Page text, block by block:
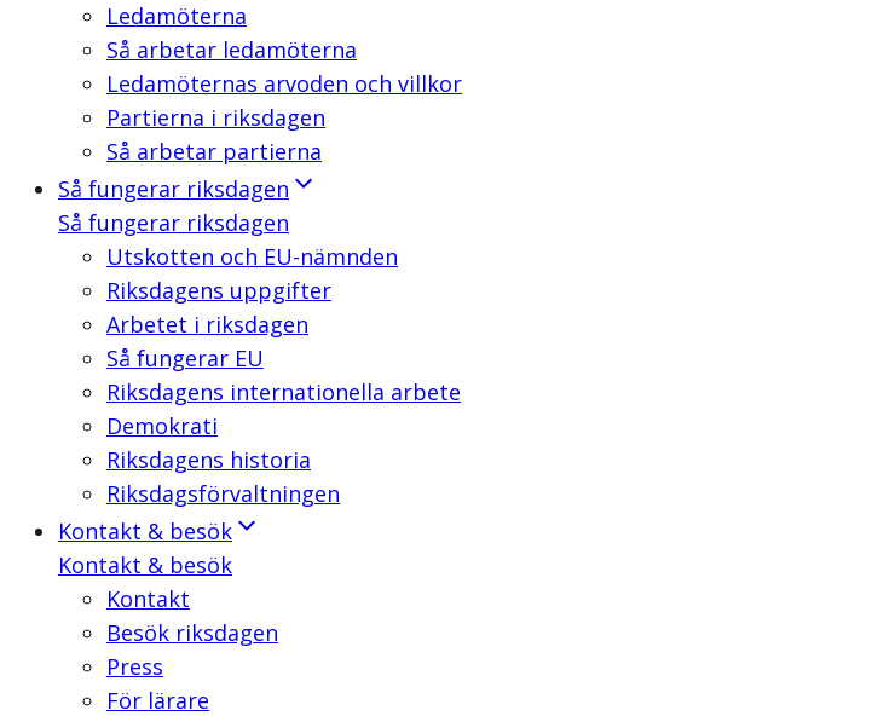
Ledamöterna
Så arbetar ledamöterna
Ledamöternas arvoden och villkor
Partierna i riksdagen
Så arbetar partierna
Så fungerar riksdagen
Så fungerar riksdagen
Utskotten och EU-nämnden
Riksdagens uppgifter
Arbetet i riksdagen
Så fungerar EU
Riksdagens internationella arbete
Demokrati
Riksdagens historia
Riksdagsförvaltningen
Kontakt & besök
Kontakt & besök
Kontakt
Besök riksdagen
Press
För lärare